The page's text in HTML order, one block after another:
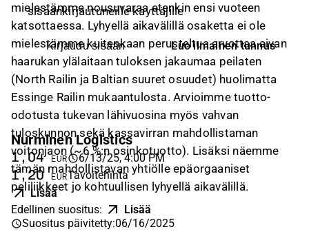
mielestämme nousuvaraa etenkin ensi vuoteen
katsottaessa. Lyhyellä aikavälillä osaketta ei ole
mielestämme kuitenkaan perusteltua arvottaa aivan
haarukan ylälaitaan tuloksen jakaumaa peilaten
(North Railin ja Baltian suuret osuudet) huolimatta
Essinge Railin mukaantulosta. Arvioimme tuotto-
odotusta tukevan lähivuosina myös vahvan
tuloskunnon sekä kassavirran mahdollistaman
voitonjaon (~6 %:n osinkotuotto). Lisäksi näemme
tämän mahdollistavan yhtiölle epäorgaaniset
peliliikkeet jo kohtuullisen lyhyellä aikavälillä.
sisäänkirjautuneille käyttäjille
Kirjaudu sisään Luo ilmainen tunnus
Nurminen Logistics
1,04 EUR 6/13/25, 4:00 PM
1,20 EURTavoitehinta
Lisää
Edellinen suositus:
Lisää
Suositus päivitetty:06/16/2025